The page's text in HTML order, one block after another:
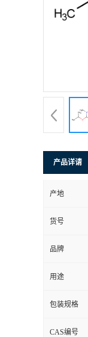
产品详请
产地
货号
品牌
用途
包装规格
CAS编号